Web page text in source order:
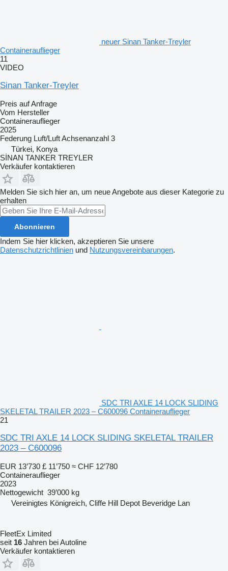
neuer Sinan Tanker-Treyler
Containerauflieger
11
VIDEO
Sinan Tanker-Treyler
Preis auf Anfrage
Vom Hersteller
Containerauflieger
2025
Federung Luft/LuftAchsenanzahl 3
Türkei, Konya
SİNAN TANKER TREYLER
Verkäufer kontaktieren
Melden Sie sich hier an, um neue Angebote aus dieser Kategorie zu
erhalten
Abonnieren
Indem Sie hier klicken, akzeptieren Sie unsere
Datenschutzrichtlinien und Nutzungsvereinbarungen.
SDC TRI AXLE 14 LOCK SLIDING
SKELETAL TRAILER 2023 – C600096 Containerauflieger
21
SDC TRI AXLE 14 LOCK SLIDING SKELETAL TRAILER
2023 – C600096
EUR 13’730 £ 11’750 ≈ CHF 12’780
Containerauflieger
2023
Nettogewicht 39’000 kg
Vereinigtes Königreich, Cliffe Hill Depot Beveridge Lan
FleetEx Limited
seit 16 Jahren bei Autoline
Verkäufer kontaktieren